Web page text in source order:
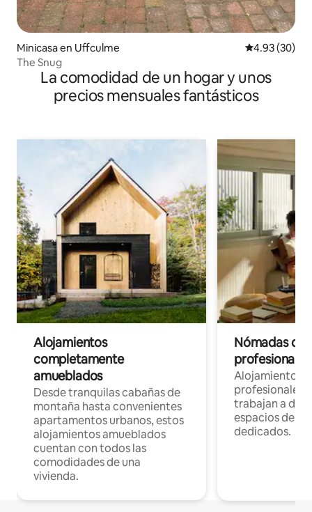
Minicasa en Uffculme Calificación
4.93 (30)
The Snug
La comodidad de un hogar y unos
precios mensuales fantásticos
Alojamientos
completamente
amueblados
Desde tranquilas cabañas de
montaña hasta convenientes
apartamentos urbanos, estos
alojamientos amueblados
cuentan con todos las
comodidades de una
vivienda.
Nómadas
Alojamientos
profesionales
trabajan a
espacios de
dedicados.